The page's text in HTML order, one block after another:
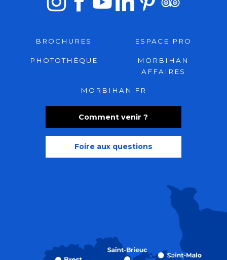
Comment venir ?
Foire aux questions
BROCHURES ESPACE PRO
PHOTOTHÈQUE
MORBIHAN
AFFAIRES
MORBIHAN.FR